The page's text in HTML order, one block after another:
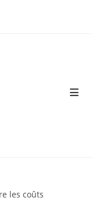
les coûts